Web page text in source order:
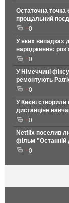
Остаточна точка
прощальний
0
У яких випадках
народження:
0
У Німеччині
ремонтують
0
У Києві
дистанціне
0
Netflix поселив
фільм "Останній
0